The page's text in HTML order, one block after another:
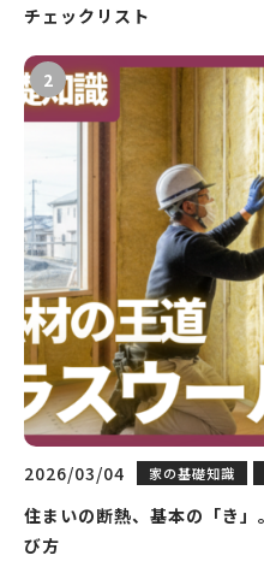
チェックリスト
2026/03/04 家の基礎知識
住まいの断熱、基本の「き
び方